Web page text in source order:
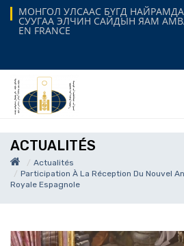
МОНГОЛ УЛСААС БҮГД
СУУГАА ЭЛЧИН САЙДЫН ЯАМ
EN FRANCE
ACTUALITÉS
Actualités
Participation À La Réception Du Nouvel
Royale Espagnole